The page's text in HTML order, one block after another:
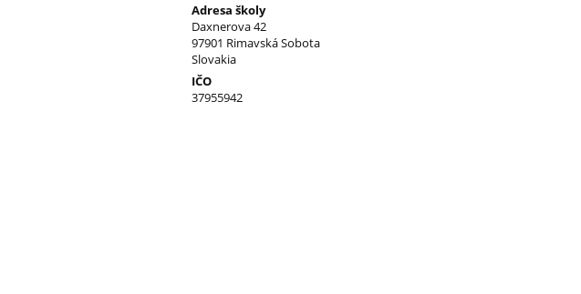
Adresa školy
Daxnerova 42
97901 Rimavská Sobota
Slovakia
IČO
37955942